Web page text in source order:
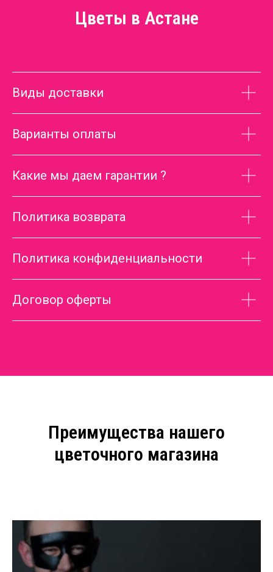
Цветы в Астане
Виды доставки
Варианты оплаты
Какие мы даем гарантии ?
Политика возврата
Политика конфиденциальности
Договор оферты
Преимущества нашего
цветочного магазина